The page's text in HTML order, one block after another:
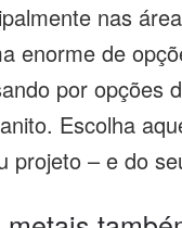
nas
enorme de
por opções
Escolha
projeto – e do